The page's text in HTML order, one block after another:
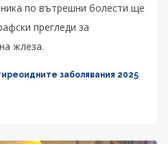
по вътрешни болести ще
прегледи за
жлеза.
заболявания 2025